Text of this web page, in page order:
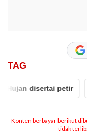
TAG
disertai petir